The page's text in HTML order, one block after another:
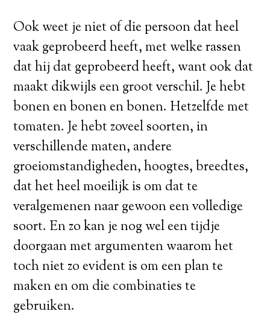
Ook weet je niet of die persoon dat heel
vaak geprobeerd heeft, met welke rassen
dat hij dat geprobeerd heeft, want ook dat
maakt dikwijls een groot verschil. Je hebt
bonen en bonen en bonen. Hetzelfde met
tomaten. Je hebt zoveel soorten, in
verschillende maten, andere
groeiomstandigheden, hoogtes, breedtes,
dat het heel moeilijk is om dat te
veralgemenen naar gewoon een volledige
soort. En zo kan je nog wel een tijdje
doorgaan met argumenten waarom het
toch niet zo evident is om een plan te
maken en om die combinaties te
gebruiken.